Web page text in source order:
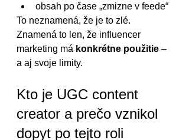
obsah po čase „zmizne v feede“
To neznamená, že je to zlé.
Znamená to len, že influencer
marketing má konkrétne použitie –
a aj svoje limity.
Kto je UGC content
creator a prečo vznikol
dopyt po tejto roli